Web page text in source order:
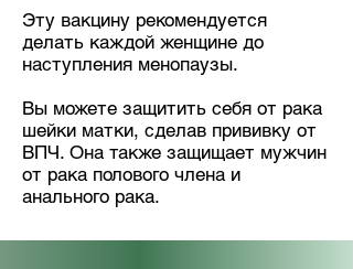
Эту вакцину рекомендуется
делать каждой женщине до
наступления менопаузы.
Вы можете защитить себя от рака
шейки матки, сделав прививку от
ВПЧ. Она также защищает мужчин
от рака полового члена и
анального рака.